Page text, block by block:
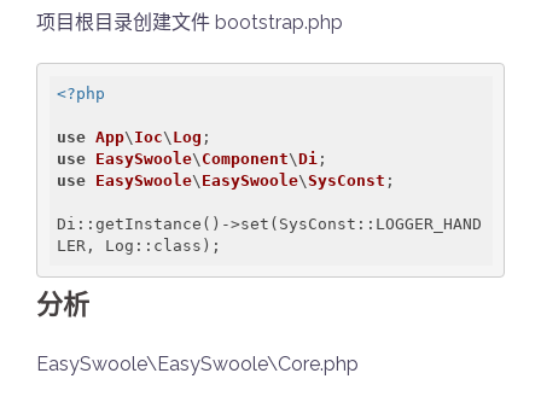
项目根目录创建文件 bootstrap.php
<?php
use App\ Ioc\ Log
use EasySwoole\ Component\Di
use EasySwoole\ EasySwoole\SysConst ;
Di::getInstance()->set(SysConst::LOGGER_HAND
LER, Log::class);
分析
EasySwoole\EasySwoole\Core.php